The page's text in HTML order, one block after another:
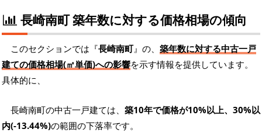
長崎南町 築年数に対する価格相場の傾向
このセクションでは『長崎南町』の、 築年数に対する中古一戸
建ての価格相場(㎡単価)への影響を示す情報を提供しています。
具体的に、
長崎南町の中古一戸建ては、 築10年で価格が10%以上、30%以
内(-13.44%)の範囲の下落率です。